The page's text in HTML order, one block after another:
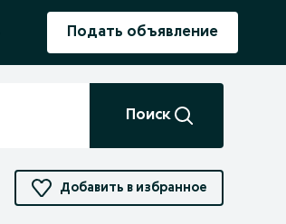
Подать объявление
Поиск
Добавить в избранное